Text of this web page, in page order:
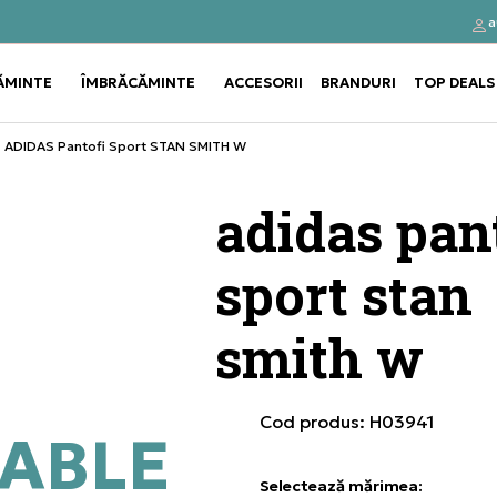
Use shift+Enter to open or close
ÎMBRĂCĂMINTE Use shift+Enter to open or close
ACCESORII BRANDURI TOP DEALS
ADIDAS Pantofi Sport STAN SMITH W
adidas
sport stan
smith w
Cod produs: H03941
Selectează mărimea: